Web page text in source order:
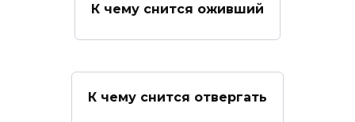
К чему снится оживший
К чему снится отвергать